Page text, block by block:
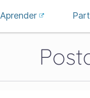
Aprender